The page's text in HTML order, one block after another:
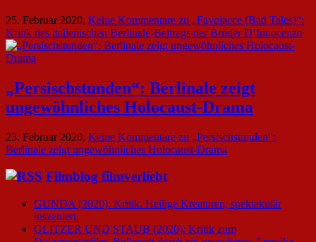
25. Februar 2020, Keine Kommentare zu „Favolacce (Bad Tales)“:
Kritik des italienischen Berlinale-Beitrags der Brüder D’Innocenzo
„Persischstunden“: Berlinale zeigt
ungewöhnliches Holocaust-Drama
23. Februar 2020, Keine Kommentare zu „Persischstunden“:
Berlinale zeigt ungewöhnliches Holocaust-Drama
Filmblog filmverliebt
GUNDA (2020): Kritik. Heilige Kreaturen, spektakulär
inszeniert.
GLITZER UND STAUB (2020): Kritik zum